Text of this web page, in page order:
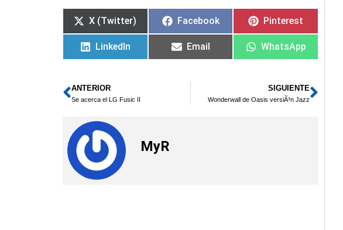
X (Twitter) Facebook Pinterest
LinkedIn Email WhatsApp
Ant
ANTERIOR
Se acerca el LG Fusic II
SIGUIENTE
Wonderwall de Oasis versiÃ³n Jazz
MyR